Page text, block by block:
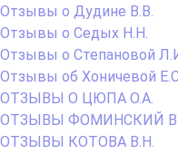
Отзывы о Дудине В.В.
Отзывы о Седых Н.Н.
Отзывы о Степановой
Отзывы об Хоничевой
ОТЗЫВЫ О ЦЮПА О.А.
ОТЗЫВЫ ФОМИНСКИЙ
ОТЗЫВЫ КОТОВА В.Н.